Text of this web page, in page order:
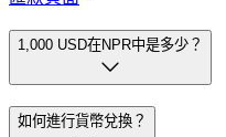
1,000 USD在NPR中是多少？
如何進行貨幣兌換？